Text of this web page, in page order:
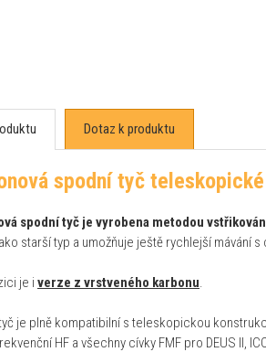
Dotaz k produktu
spodní tyč
spodní tyč je vyrobena metodou
starší typ a umožňuje ještě rychlejší mávání s
je i verze z vrstveného karbonu.
je plně kompatibilní s teleskopickou
HF a všechny cívky FMF pro DEUS II,